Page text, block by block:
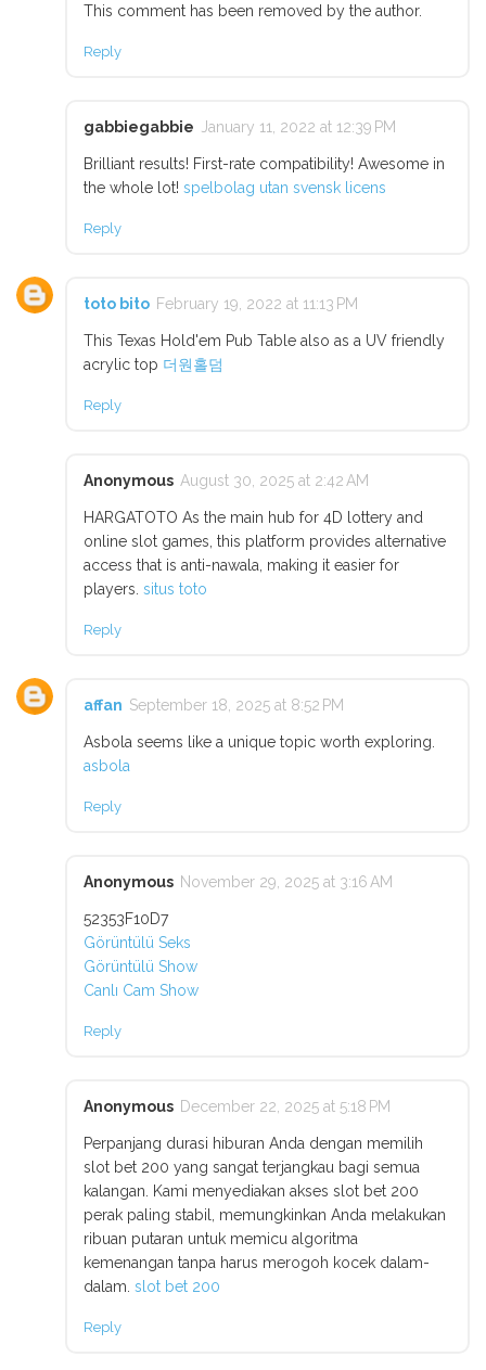
This comment has been removed by the author.
Reply
gabbiegabbie January 11, 2022 at 12:39 PM
Brilliant results! First-rate compatibility! Awesome in
the whole lot! spelbolag utan svensk licens
Reply
toto bito February 19, 2022 at 11:13 PM
This Texas Hold'em Pub Table also as a UV friendly
acrylic top 더원홀덤
Reply
Anonymous August 30, 2025 at 2:42 AM
HARGATOTO As the main hub for 4D lottery and
online slot games, this platform provides alternative
access that is anti-nawala, making it easier for
players. situs toto
Reply
affan September 18, 2025 at 8:52 PM
Asbola seems like a unique topic worth exploring.
asbola
Reply
Anonymous November 29, 2025 at 3:16 AM
52353F10D7
Görüntülü Seks
Görüntülü Show
Canlı Cam Show
Reply
Anonymous December 22, 2025 at 5:18 PM
Perpanjang durasi hiburan Anda dengan memilih
slot bet 200 yang sangat terjangkau bagi semua
kalangan. Kami menyediakan akses slot bet 200
perak paling stabil, memungkinkan Anda melakukan
ribuan putaran untuk memicu algoritma
kemenangan tanpa harus merogoh kocek dalam-
dalam. slot bet 200
Reply